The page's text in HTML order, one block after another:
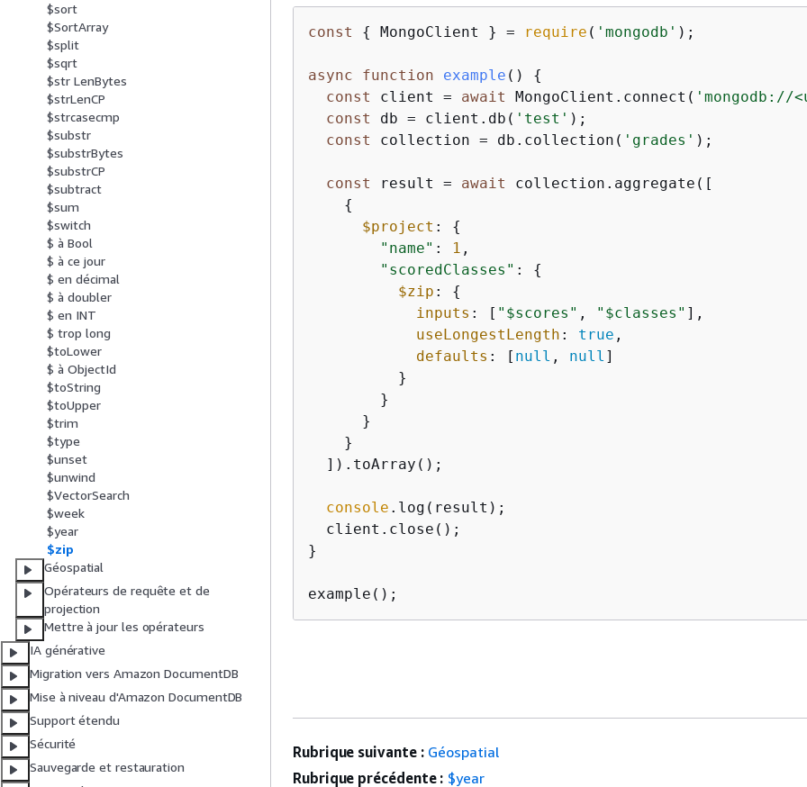
$sort
$SortArray
$split
$sqrt
$str LenBytes
$strLenCP
$strcasecmp
$substr
$substrBytes
$substrCP
$subtract
$sum
$switch
$ à Bool
$ à ce jour
$ en décimal
$ à doubler
$ en INT
$ trop long
$toLower
$ à ObjectId
$toString
$toUpper
$trim
$type
$unset
$unwind
$VectorSearch
$week
$year
$zip
Géospatial
Opérateurs de requête et de
projection
Mettre à jour les opérateurs
IA générative
Migration vers Amazon DocumentDB
Mise à niveau d'Amazon DocumentDB
Support étendu
Sécurité
Sauvegarde et restauration
const { MongoClient } = require ( 'mongodb' );
async function example ( ) {
const
client = await MongoClient.connect( 'mongodb://
const
db = client.db( 'test' );
const
collection = db.collection( 'grades' );
const result = await
collection.aggregate([
{
$project : {
"name" : 1 ,
"scoredClasses" : {
$zip : {
inputs : [ "$scores" , "$classes" ],
useLongestLength : true ,
defaults : [ null , null ]
          }
        }
      }
    }
  ]).toArray();
console .log(result);
  client.close();
}
example();
Rubrique suivante : Géospatial
Rubrique précédente : $year